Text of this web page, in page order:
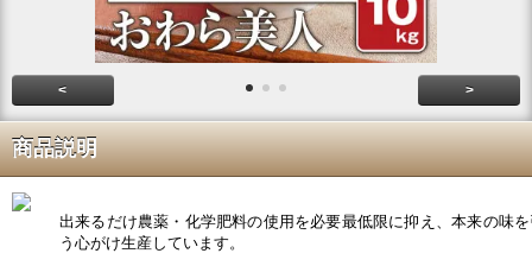
< >
商品説明
出来るだけ農薬・化学肥料の使用を必要最低限に抑え、本来の味
う心がけ生産しています。